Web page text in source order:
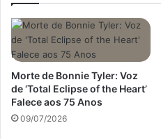
Morte de Bonnie Tyler: Voz
de ‘Total Eclipse of the Heart’
Falece aos 75 Anos
09/07/2026